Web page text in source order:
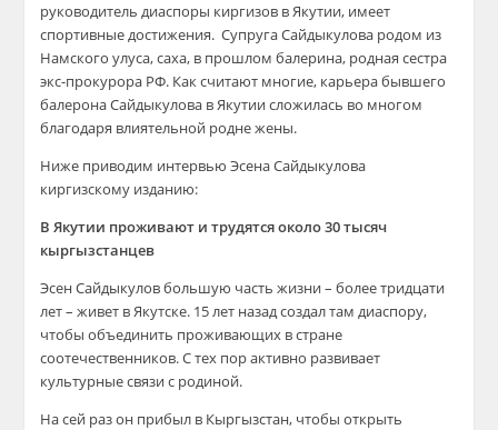
руководитель диаспоры киргизов в Якутии, имеет
спортивные достижения. Супруга Сайдыкулова родом из
Намского улуса, саха, в прошлом балерина, родная сестра
экс-прокурора РФ. Как считают многие, карьера бывшего
балерона Сайдыкулова в Якутии сложилась во многом
благодаря влиятельной родне жены.
Ниже приводим интервью Эсена Сайдыкулова
киргизскому изданию:
В Якутии проживают и трудятся около 30 тысяч
кыргызстанцев
Эсен Сайдыкулов большую часть жизни – более тридцати
лет – живет в Якутске. 15 лет назад создал там диаспору,
чтобы объединить проживающих в стране
соотечественников. С тех пор активно развивает
культурные связи с родиной.
На сей раз он прибыл в Кыргызстан, чтобы открыть